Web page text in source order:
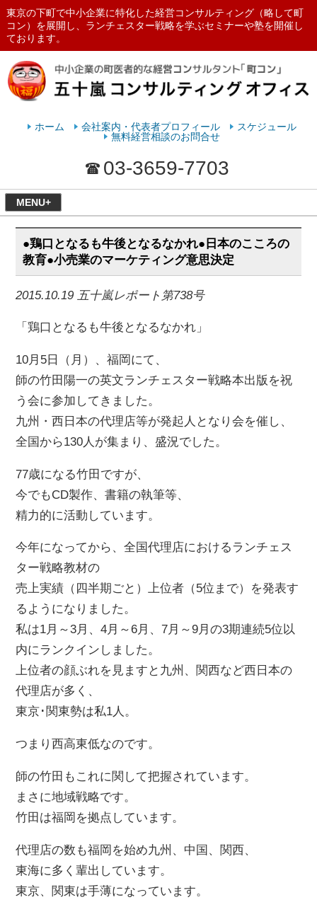
東京の下町で中小企業に特化した経営コンサルティング（略して町
コン）を展開し、ランチェスター戦略を学ぶセミナーや塾を開催し
ております。
ランチェスターの法則を学ぶなら
ホーム 会社案内・代表者プロフィール
スケジュール
無料経営相談のお問合せ
03-3659-7703
MENU+
●鶏口となるも牛後となるなかれ●日本のこころの
教育●小売業のマーケティング意思決定
2015.10.19 五十嵐レポート第738号
「鶏口となるも牛後となるなかれ」
10月5日（月）、福岡にて、
師の竹田陽一の英文ランチェスター戦略本出版を祝
う会に参加してきました。
九州・西日本の代理店等が発起人となり会を催し、
全国から130人が集まり、盛況でした。
77歳になる竹田ですが、
今でもCD製作、書籍の執筆等、
精力的に活動しています。
今年になってから、全国代理店におけるランチェス
ター戦略教材の
売上実績（四半期ごと）上位者（5位まで）を発表す
るようになりました。
私は1月～3月、4月～6月、7月～9月の3期連続5位以
内にランクインしました。
上位者の顔ぶれを見ますと九州、関西など西日本の
代理店が多く、
東京･関東勢は私1人。
つまり西高東低なのです。
師の竹田もこれに関して把握されています。
まさに地域戦略です。
竹田は福岡を拠点しています。
代理店の数も福岡を始め九州、中国、関西、
東海に多く輩出しています。
東京、関東は手薄になっています。